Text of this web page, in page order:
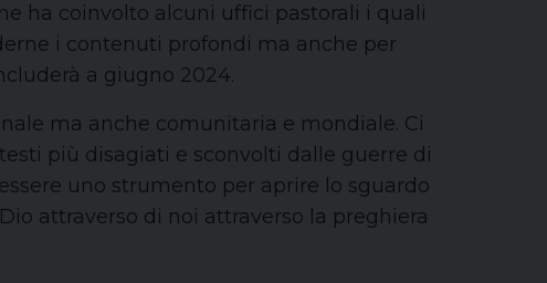
ha coinvolto alcuni uffici pastorali i quali
i contenuti profondi ma anche per
a giugno 2024.
ma anche comunitaria e mondiale. Ci
più disagiati e sconvolti dalle guerre di
uno strumento per aprire lo sguardo
attraverso di noi attraverso la preghiera